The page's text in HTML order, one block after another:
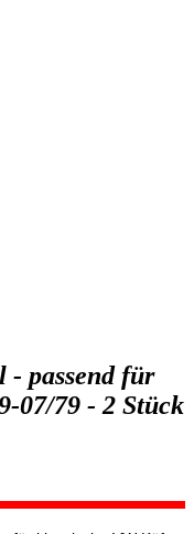
passend für
07/79 - 2 Stück